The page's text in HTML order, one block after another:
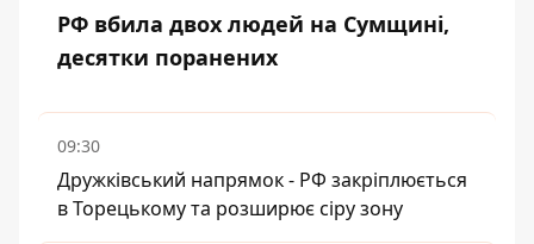
РФ вбила двох людей на Сумщині,
десятки поранених
09:30
Дружківський напрямок - РФ закріплюється
в Торецькому та розширює сіру зону